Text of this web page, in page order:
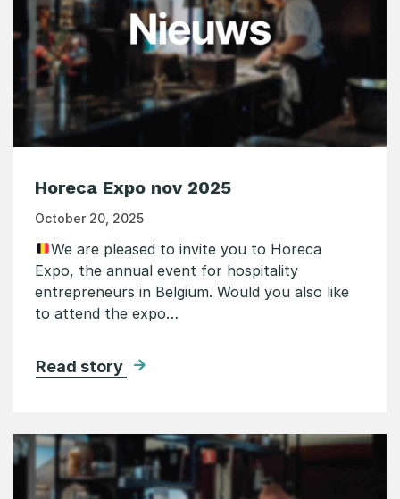
Horeca Expo nov 2025
October 20, 2025
We are pleased to invite you to Horeca
Expo, the annual event for hospitality
entrepreneurs in Belgium. Would you also like
to attend the expo…
Read story